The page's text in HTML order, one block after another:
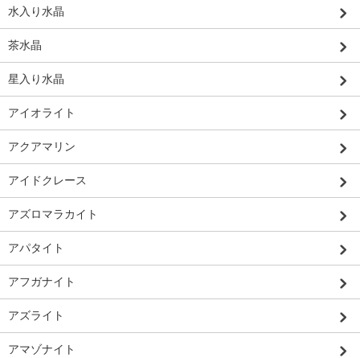
水入り水晶
茶水晶
星入り水晶
アイオライト
アクアマリン
アイドクレース
アズロマラカイト
アパタイト
アフガナイト
アズライト
アマゾナイト